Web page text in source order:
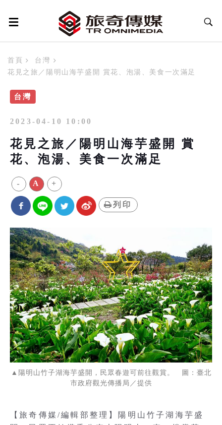
首頁
台灣
花見之旅／陽明山海芋盛開 賞花、泡湯、美食一次滿足
台灣
2023-04-10 10:00
花見之旅／陽明山海芋盛開 賞
花、泡湯、美食一次滿足
- A +
列印
▲陽明山竹子湖海芋盛開，民眾春遊可前往觀賞。 圖：臺北
市政府觀光傳播局／提供
【旅奇傳媒/編輯部整理】陽明山竹子湖海芋盛